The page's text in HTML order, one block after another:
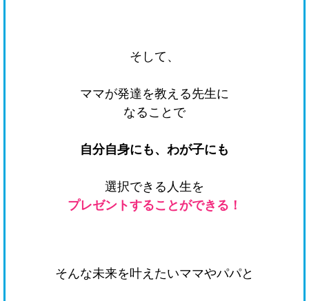
そして、
ママが発達を教える先生に
なることで
自分自身にも、わが子にも
選択できる人生を
プレゼントすることができる！
そんな未来を叶えたいママやパパと